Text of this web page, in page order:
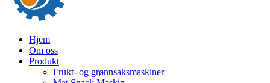
Hjem
Om oss
Produkt
Frukt- og grønnsaksmaskiner